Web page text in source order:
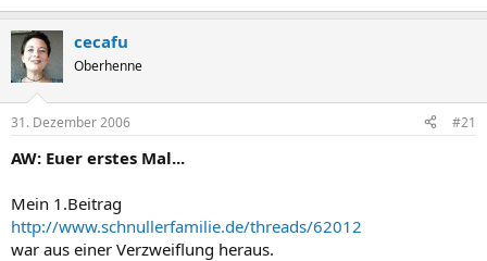
cecafu
Oberhenne
31. Dezember 2006 #21
AW: Euer erstes Mal...
Mein 1.Beitrag
http://www.schnullerfamilie.de/threads/62012
war aus einer Verzweiflung heraus.